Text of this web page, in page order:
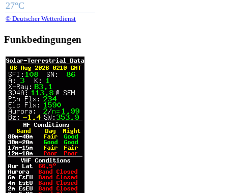
27°C
© Deutscher Wetterdienst
Funkbedingungen